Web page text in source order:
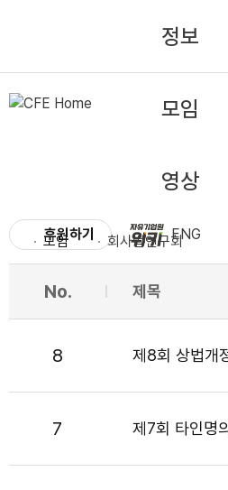
정보
모임
영상
후원하기 ENG
모임 회사법연구회
No. 제목
8 제8회 상법개
7 제7회 타인명